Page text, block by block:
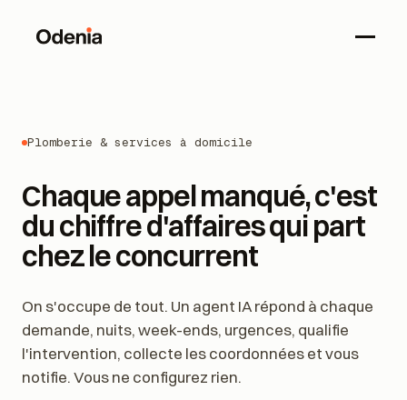
Plomberie & services à domicile
Chaque appel manqué, c'est
du chiffre d'affaires qui part
chez le concurrent
On s'occupe de tout. Un agent IA répond à chaque
demande, nuits, week-ends, urgences, qualifie
l'intervention, collecte les coordonnées et vous
notifie. Vous ne configurez rien.